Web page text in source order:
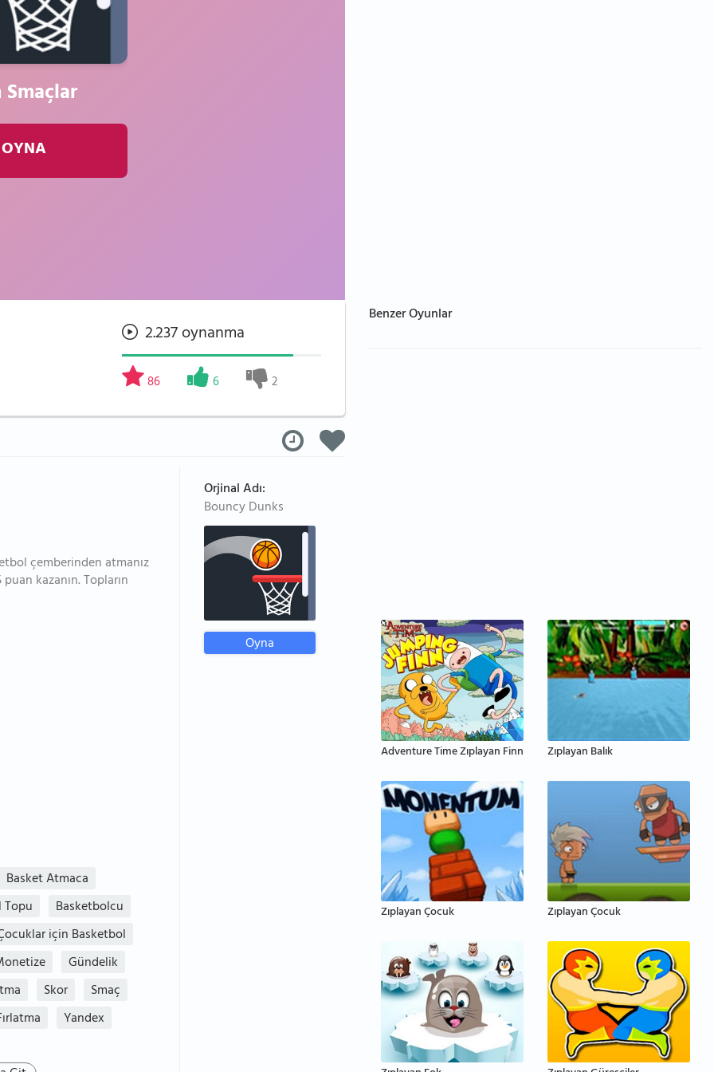
2.237 oynanma
86 6 2
çemberinden atmanız
kazanın. Topların
Basket Atmaca
Basketbolcu
için Basketbol
Gündelik
Skor
Smaç
Yandex
Orjinal Adı:
Bouncy Dunks
Oyna
Benzer Oyunlar
Adventure Time Zıplayan Finn Zıplayan Balık
Zıplayan Çocuk Zıplayan Çocuk